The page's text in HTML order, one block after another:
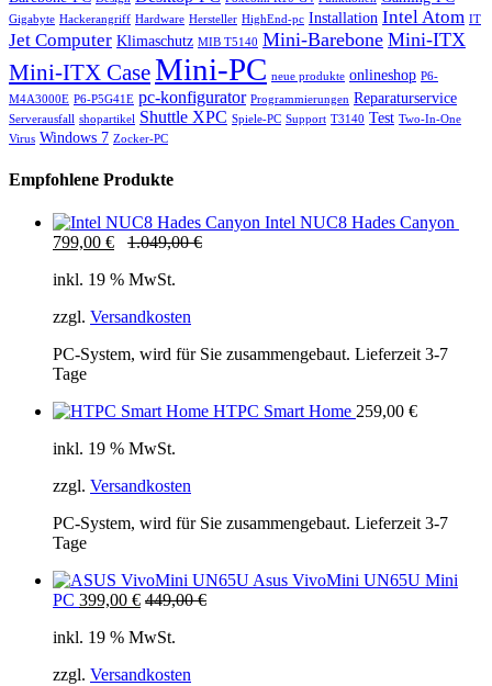
Gigabyte Hackerangriff Hardware Hersteller HighEnd-pc Installation Intel Atom IT
Jet Computer Klimaschutz MIB T5140 Mini-Barebone Mini-ITX
Mini-ITX CaseMini-PC neue produkte onlineshop P6-
M4A3000E P6-P5G41E pc-konfigurator Programmierungen Reparaturservice
Serverausfall shopartikel Shuttle XPC Spiele-PC Support T3140 Test Two-In-One
Virus Windows 7 Zocker-PC
Empfohlene Produkte
Intel NUC8 Hades Canyon
799,00 € 1.049,00€
inkl. 19 % MwSt.
zzgl. Versandkosten
PC-System, wird für Sie zusammengebaut. Lieferzeit 3-7
Tage
HTPC Smart Home 259,00 €
inkl. 19 % MwSt.
zzgl. Versandkosten
PC-System, wird für Sie zusammengebaut. Lieferzeit 3-7
Tage
Asus VivoMini UN65U Mini
PC 399,00 € 449,00€
inkl. 19 % MwSt.
zzgl. Versandkosten